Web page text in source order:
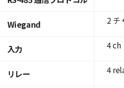
Wiegand
入力
リレー
2 チ
4 ch
4